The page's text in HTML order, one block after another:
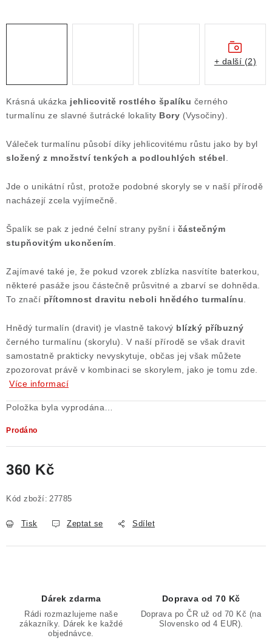
Výkup minerálů a drahých kamenů
Formulář pro odstoupení od smlouvy
Krásná ukázka jehlicovitě rostlého špalíku černého
turmalínu ze slavné šutrácké lokality Bory (Vysočiny).
Váleček turmalínu působí díky jehlicovitému růstu jako by byl
složený z množství tenkých a podlouhlých stébel
Jde o unikátní růst, protože podobné skoryly se v naší přírodě
nacházejí zcela vyjímečně.
Špalík se pak z jedné čelní strany pyšní i částečným
stupňovitým ukončením
Zajímavé také je, že pokud vzorek zblízka nasvítíte baterkou,
některé pasáže jsou částečně průsvitné a zbarví se dohněda.
To značí přítomnost dravitu neboli hnědého turmalínu
Hnědý turmalín (dravit) je vlastně takový blízký příbuzný
černého turmalínu (skorylu). V naší přírodě se však dravit
samostatně prakticky nevyskytuje, občas jej však můžete
zpozorovat právě v kombinaci se skorylem, jako je tomu zde.
Více informací
Položka byla vyprodána…
Prodáno
360 Kč
Kód zboží: 27785
Tisk Zeptat se Sdílet
+ další (2)
Dárek zdarma
Rádi rozmazlujeme naše
zákazníky. Dárek ke každé
objednávce.
Doprava od 70 Kč
Doprava po ČR už od 70 Kč (na
Slovensko od 4 EUR).